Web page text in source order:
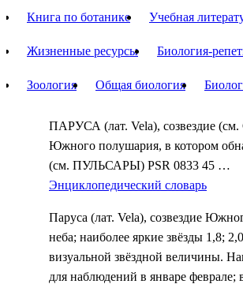
Книга по ботанике Учебная
Жизненные ресурсы Биология-
Зоология Общая биология
ПАРУСА (лат. Vela), созвездие
Южного полушария, в котором
(см. ПУЛЬСАРЫ) PSR 0833 45 …
Энциклопедический словарь
Паруса (лат. Vela), созвездие
неба; наиболее яркие звёзды 1,8;
визуальной звёздной величины.
для наблюдений в январе